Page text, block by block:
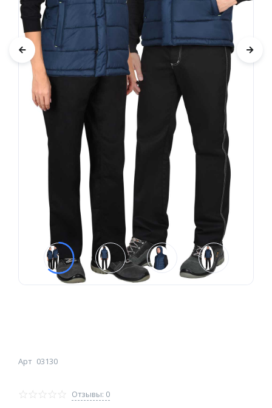
Арт 03130
Отзывы: 0